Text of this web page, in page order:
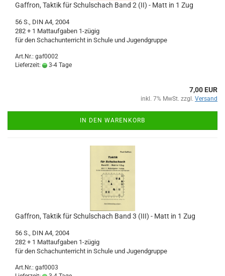
Gaffron, Taktik für Schulschach Band 2 (II) - Matt in 1 Zug
56 S., DIN A4, 2004
282 + 1 Mattaufgaben 1-zügig
für den Schachunterricht in Schule und Jugendgruppe
Art.Nr.: gaf0002
Lieferzeit:
3-4 Tage
7,00 EUR
inkl. 7% MwSt. zzgl. Versand
IN DEN WARENKORB
Gaffron, Taktik für Schulschach Band 3 (III) - Matt in 1 Zug
56 S., DIN A4, 2004
282 + 1 Mattaufgaben 1-zügig
für den Schachunterricht in Schule und Jugendgruppe
Art.Nr.: gaf0003